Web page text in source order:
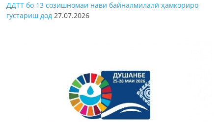
ДДТТ бо 13 созишномаи нави байналмилалӣ ҳамкориро
густариш дод 27.07.2026